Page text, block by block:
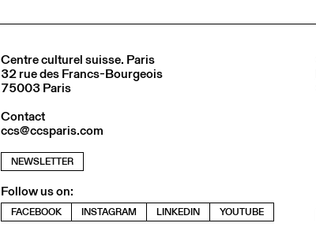
Centre culturel suisse. Paris
32 rue des Francs-Bourgeois
75003 Paris
Contact
ccs@ccsparis.com
NEWSLETTER
Follow us on:
FACEBOOK INSTAGRAM LINKEDIN YOUTUBE